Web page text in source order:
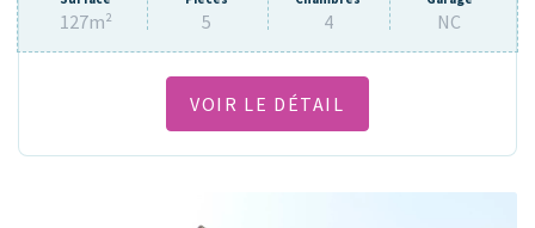
127m² 5 4 NC
VOIR LE DÉTAIL